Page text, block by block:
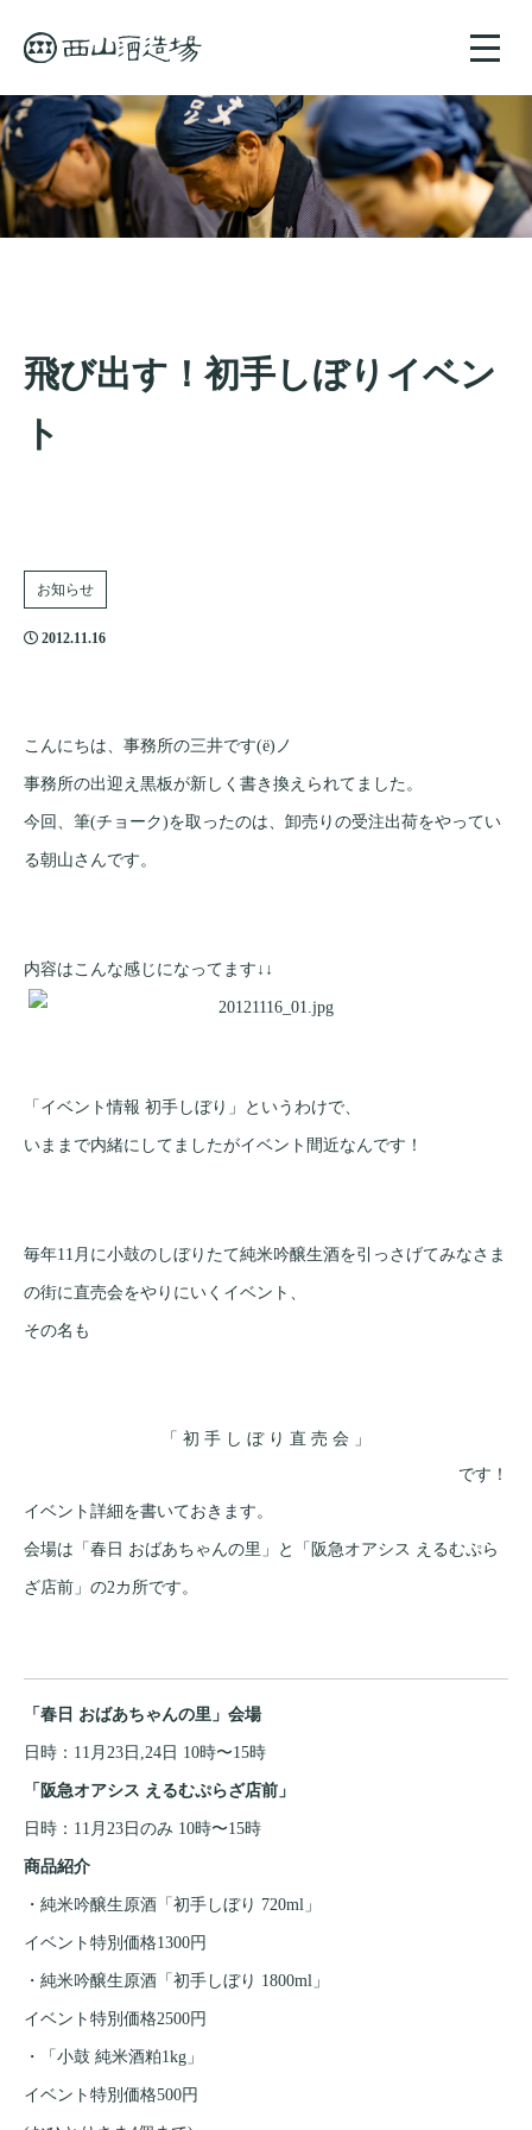
toggle
飛び出す！初手しぼりイベン
ト
お知らせ
2012.11.16
こんにちは、事務所の三井です(ё)ノ
事務所の出迎え黒板が新しく書き換えられてました。
今回、筆(チョーク)を取ったのは、卸売りの受注出荷をやってい
る朝山さんです。
内容はこんな感じになってます↓↓
「イベント情報 初手しぼり」というわけで、
いままで内緒にしてましたがイベント間近なんです！
毎年11月に小鼓のしぼりたて純米吟醸生酒を引っさげてみなさま
の街に直売会をやりにいくイベント、
その名も
「 初 手 し ぼ り 直 売 会 」
です！
イベント詳細を書いておきます。
会場は「春日 おばあちゃんの里」と「阪急オアシス えるむぷら
ざ店前」の2カ所です。
「春日 おばあちゃんの里」会場
日時：11月23日,24日 10時〜15時
「阪急オアシス えるむぷらざ店前」
日時：11月23日のみ 10時〜15時
商品紹介
・純米吟醸生原酒「初手しぼり 720ml」
イベント特別価格1300円
・純米吟醸生原酒「初手しぼり 1800ml」
イベント特別価格2500円
・「小鼓 純米酒粕1kg」
イベント特別価格500円